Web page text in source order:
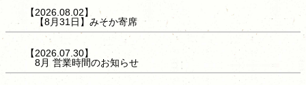
【2026.08.02】
【8月31日】みそか寄席
【2026.07.30】
8月 営業時間のお知らせ